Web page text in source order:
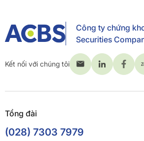
Công ty chứng
Securities
Kết nối với chúng tôi
Tổng đài
(028) 7303 7979